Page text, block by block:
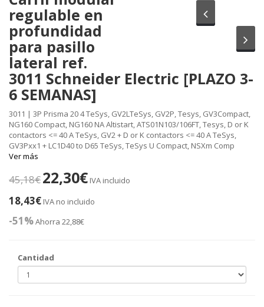
Anterior
regulable en
profundidad
para pasillo
lateral ref.
3011 Schneider Electric [PLAZO 3-
6 SEMANAS]
3011 | 3P Prisma 20 4 TeSys, GV2LTeSys, GV2P, Tesys, GV3Compact,
NG160 Compact, NG160 NA Altistart, ATS01N103/106FT, Tesys, D or K
contactors <= 40 A TeSys, GV2 + D or K contactors <= 40 A TeSys,
GV3Pxx1 + LC1D40 to D65 TeSys, TeSys U Compact, NSXm Comp
Ver más
45,18€22,30€ IVA incluido
18,43€ IVA no incluido
-51%Ahorra 22,88€
Cantidad